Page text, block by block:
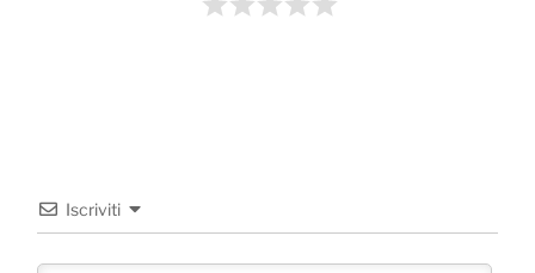
Iscriviti